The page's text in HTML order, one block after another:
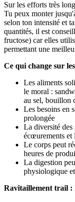
Sur les efforts très
Tu peux monter
selon ton intensité et
quantités, il est
fructose) car elles
permettant une
Ce qui change sur
Les aliments
le moral :
au sel, bouillon
Les besoins en
prolongée
La diversité des
écœurements et
Le corps peut
heures de
La digestion
physiologique
Ravitaillement trail :